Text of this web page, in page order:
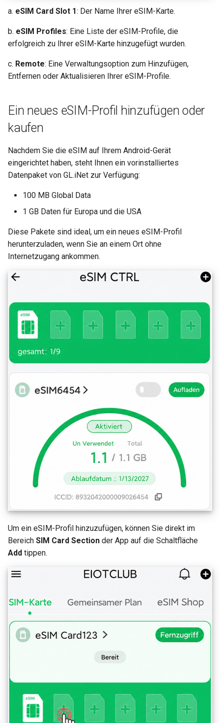
a. eSIM Card Slot 1: Der Name Ihrer eSIM-Karte.
b. eSIM Profiles: Eine Liste der eSIM-Profile, die
erfolgreich zu Ihrer eSIM-Karte hinzugefügt wurden.
c. Remote: Eine Verwaltungsoption zum Hinzufügen,
Entfernen oder Aktualisieren Ihrer eSIM-Profile.
Ein neues eSIM-Profil hinzufügen oder
kaufen
Nachdem Sie die eSIM auf Ihrem Android-Gerät
eingerichtet haben, steht Ihnen ein vorinstalliertes
Datenpaket von GL.iNet zur Verfügung:
100 MB Global Data
1 GB Daten für Europa und die USA
Diese Pakete sind ideal, um ein neues eSIM-Profil
herunterzuladen, wenn Sie an einem Ort ohne
Internetzugang ankommen.
Um ein eSIM-Profil hinzuzufügen, können Sie direkt im
Bereich SIM Card Section der App auf die Schaltfläche
Add tippen.